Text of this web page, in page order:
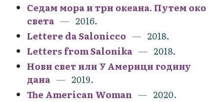
Седам мора и три океана. Путем око
света
2016.
Lettere da Salonicco
2018.
Letters from Salonika
2018.
Нови свет или У Америци годину
дана
2019.
The American Woman
2020.